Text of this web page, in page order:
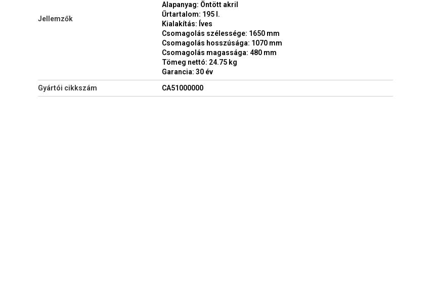
Jellemzők
Alapanyag: Öntött akril
Űrtartalom: 195 l.
Kialakítás: Íves
Csomagolás szélessége: 1650 mm
Csomagolás hosszúsága: 1070 mm
Csomagolás magassága: 480 mm
Tömeg nettó: 24.75 kg
Garancia: 30 év
Gyártói cikkszám
CA51000000